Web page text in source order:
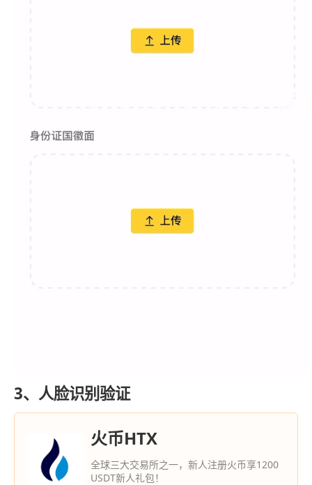
3、人脸识别验证
火币HTX
全球三大交易所之一，新人注册火币享1200
USDT新人礼包！